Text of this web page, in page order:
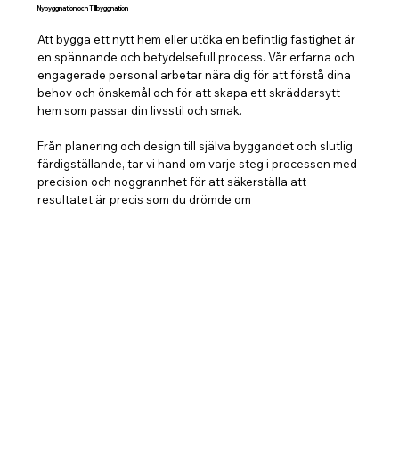
Nybyggnation och Tillbyggnation
Att bygga ett nytt hem eller utöka en befintlig fastighet är
en spännande och betydelsefull process. Vår erfarna och
engagerade personal arbetar nära dig för att förstå dina
behov och önskemål och för att skapa ett skräddarsytt
hem som passar din livsstil och smak.
Från planering och design till själva byggandet och slutlig
färdigställande, tar vi hand om varje steg i processen med
precision och noggrannhet för att säkerställa att
resultatet är precis som du drömde om